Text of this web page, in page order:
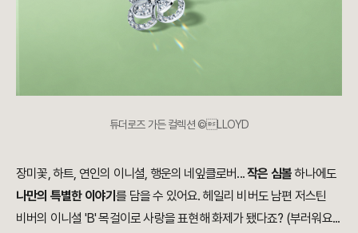
튜더로즈 가든 컬렉션©LLOYD
장미꽃, 하트, 연인의 이니셜, 행운의 네잎클로버...작은 심볼하나에도
나만의 특별한 이야기를 담을 수 있어요. 헤일리 비버도 남편 저스틴
비버의 이니셜 'B' 목걸이로 사랑을 표현해 화제가 됐다죠? (부러워요...